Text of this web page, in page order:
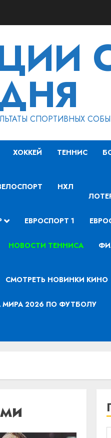
СПОРТИВНЫХ
ХОККЕЙ ТЕННИС
НХЛ
ЕВРОСПОРТ 1
НОВОСТИ ТЕННИСА
СМОТРЕТЬ НОВИНКИ КИНО
2026 ПО ФУТБОЛУ